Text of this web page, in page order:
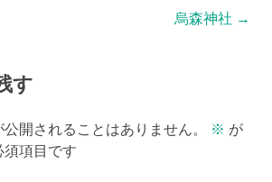
烏森神社 →
す
開されることはありません。 ※ が
項目です